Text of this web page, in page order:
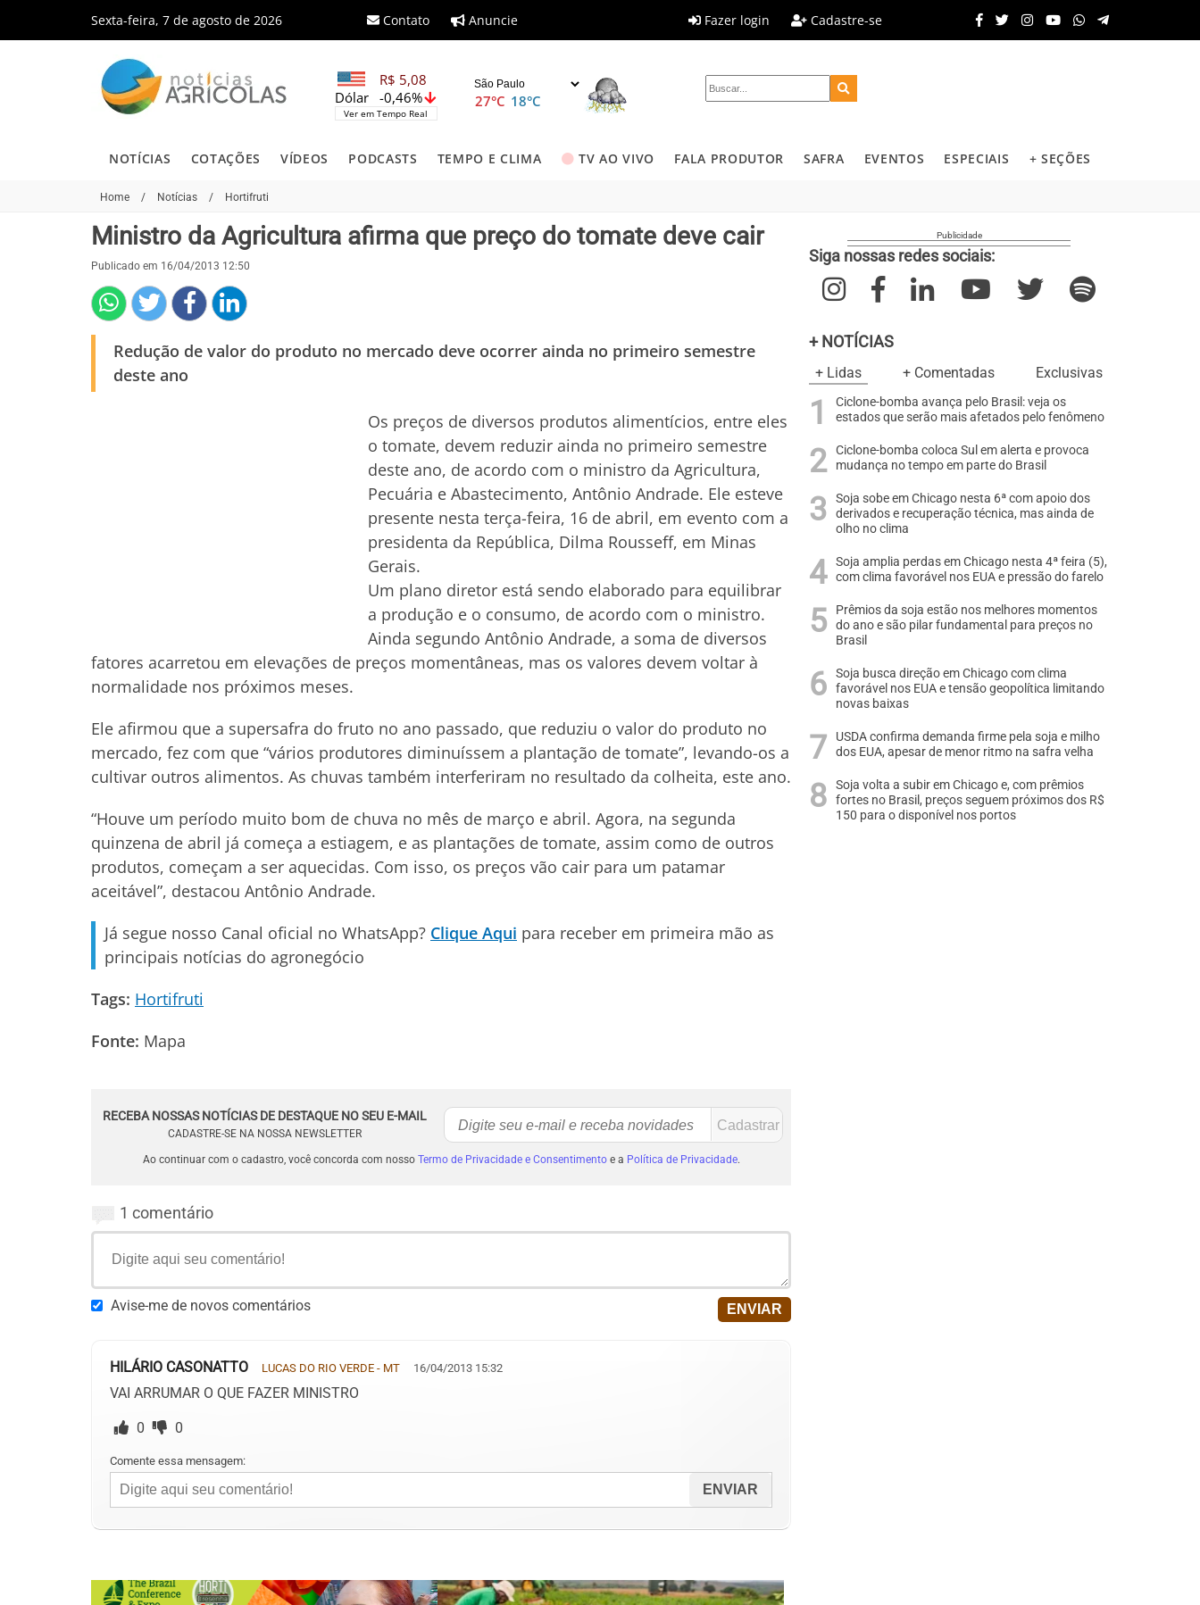
Sexta-feira, 7 de agosto de 2026 Contato Anuncie Fazer login Cadastre-se
R$ 5,08
-0,46%
Dólar
Ver em Tempo Real
27°C 18°C
NOTÍCIAS COTAÇÕES VÍDEOS PODCASTS TEMPO E CLIMA TV AO VIVO FALA PRODUTOR SAFRA EVENTOS ESPECIAIS + SEÇÕES
Home / Notícias / Hortifruti
Ministro da Agricultura afirma que preço do tomate deve cair
Publicado em 16/04/2013 12:50
Redução de valor do produto no mercado deve ocorrer ainda no primeiro semestre
deste ano
Os preços de diversos produtos alimentícios, entre eles
o tomate, devem reduzir ainda no primeiro semestre
deste ano, de acordo com o ministro da Agricultura,
Pecuária e Abastecimento, Antônio Andrade. Ele esteve
presente nesta terça-feira, 16 de abril, em evento com a
presidenta da República, Dilma Rousseff, em Minas
Gerais.
Um plano diretor está sendo elaborado para equilibrar
a produção e o consumo, de acordo com o ministro.
Ainda segundo Antônio Andrade, a soma de diversos
fatores acarretou em elevações de preços momentâneas, mas os valores devem voltar à
normalidade nos próximos meses.
Ele afirmou que a supersafra do fruto no ano passado, que reduziu o valor do produto no
mercado, fez com que “vários produtores diminuíssem a plantação de tomate”, levando-os a
cultivar outros alimentos. As chuvas também interferiram no resultado da colheita, este ano.
“Houve um período muito bom de chuva no mês de março e abril. Agora, na segunda
quinzena de abril já começa a estiagem, e as plantações de tomate, assim como de outros
produtos, começam a ser aquecidas. Com isso, os preços vão cair para um patamar
aceitável”, destacou Antônio Andrade.
Já segue nosso Canal oficial no WhatsApp? Clique Aqui para receber em primeira mão as
principais notícias do agronegócio
Tags: Hortifruti
Fonte: Mapa
RECEBA NOSSAS NOTÍCIAS DE DESTAQUE NO SEU E-MAIL
CADASTRE-SE NA NOSSA NEWSLETTER
Ao continuar com o cadastro, você concorda com nosso Termo de Privacidade e Consentimentoe a Política de Privacidade.
1 comentário
Avise-me de novos comentários
HILÁRIO CASONATTO LUCAS DO RIO VERDE - MT 16/04/2013 15:32
VAI ARRUMAR O QUE FAZER MINISTRO
0 0
Comente essa mensagem:
Siga nossas redes sociais:
+ NOTÍCIAS
+ Lidas + Comentadas Exclusivas
Ciclone-bomba avança pelo Brasil: veja os
estados que serão mais afetados pelo fenômeno
Ciclone-bomba coloca Sul em alerta e provoca
mudança no tempo em parte do Brasil
Soja sobe em Chicago nesta 6ª com apoio dos
derivados e recuperação técnica, mas ainda de
olho no clima
Soja amplia perdas em Chicago nesta 4ª feira (5),
com clima favorável nos EUA e pressão do farelo
Prêmios da soja estão nos melhores momentos
do ano e são pilar fundamental para preços no
Brasil
Soja busca direção em Chicago com clima
favorável nos EUA e tensão geopolítica limitando
novas baixas
USDA confirma demanda firme pela soja e milho
dos EUA, apesar de menor ritmo na safra velha
Soja volta a subir em Chicago e, com prêmios
fortes no Brasil, preços seguem próximos dos R$
150 para o disponível nos portos